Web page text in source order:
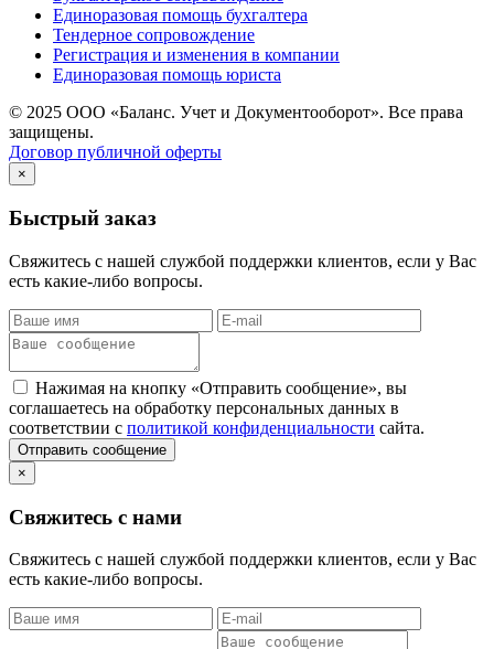
Единоразовая помощь бухгалтера
Тендерное сопровождение
Регистрация и изменения в компании
Единоразовая помощь юриста
© 2025 ООО «Баланс. Учет и Документооборот». Все права
защищены.
Договор публичной оферты
×
Быстрый заказ
Свяжитесь с нашей службой поддержки клиентов, если у Вас
есть какие-либо вопросы.
Нажимая на кнопку «Отправить сообщение», вы
соглашаетесь на обработку персональных данных в
соответствии с политикой конфиденциальности сайта.
Отправить сообщение
×
Свяжитесь с нами
Свяжитесь с нашей службой поддержки клиентов, если у Вас
есть какие-либо вопросы.